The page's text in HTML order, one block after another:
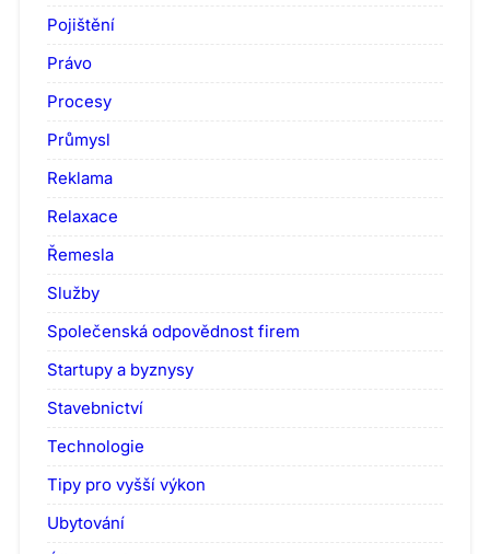
Pojištění
Právo
Procesy
Průmysl
Reklama
Relaxace
Řemesla
Služby
Společenská odpovědnost firem
Startupy a byznysy
Stavebnictví
Technologie
Tipy pro vyšší výkon
Ubytování